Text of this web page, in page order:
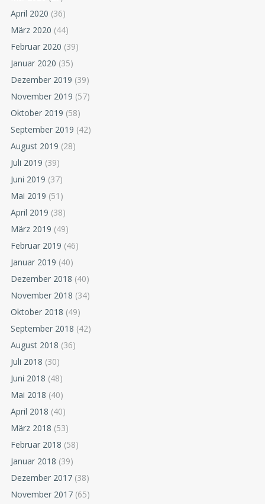
April 2020 (36)
März 2020 (44)
Februar 2020 (39)
Januar 2020 (35)
Dezember 2019 (39)
November 2019 (57)
Oktober 2019 (58)
September 2019 (42)
August 2019 (28)
Juli 2019 (39)
Juni 2019 (37)
Mai 2019 (51)
April 2019 (38)
März 2019 (49)
Februar 2019 (46)
Januar 2019 (40)
Dezember 2018 (40)
November 2018 (34)
Oktober 2018 (49)
September 2018 (42)
August 2018 (36)
Juli 2018 (30)
Juni 2018 (48)
Mai 2018 (40)
April 2018 (40)
März 2018 (53)
Februar 2018 (58)
Januar 2018 (39)
Dezember 2017 (38)
November 2017 (65)